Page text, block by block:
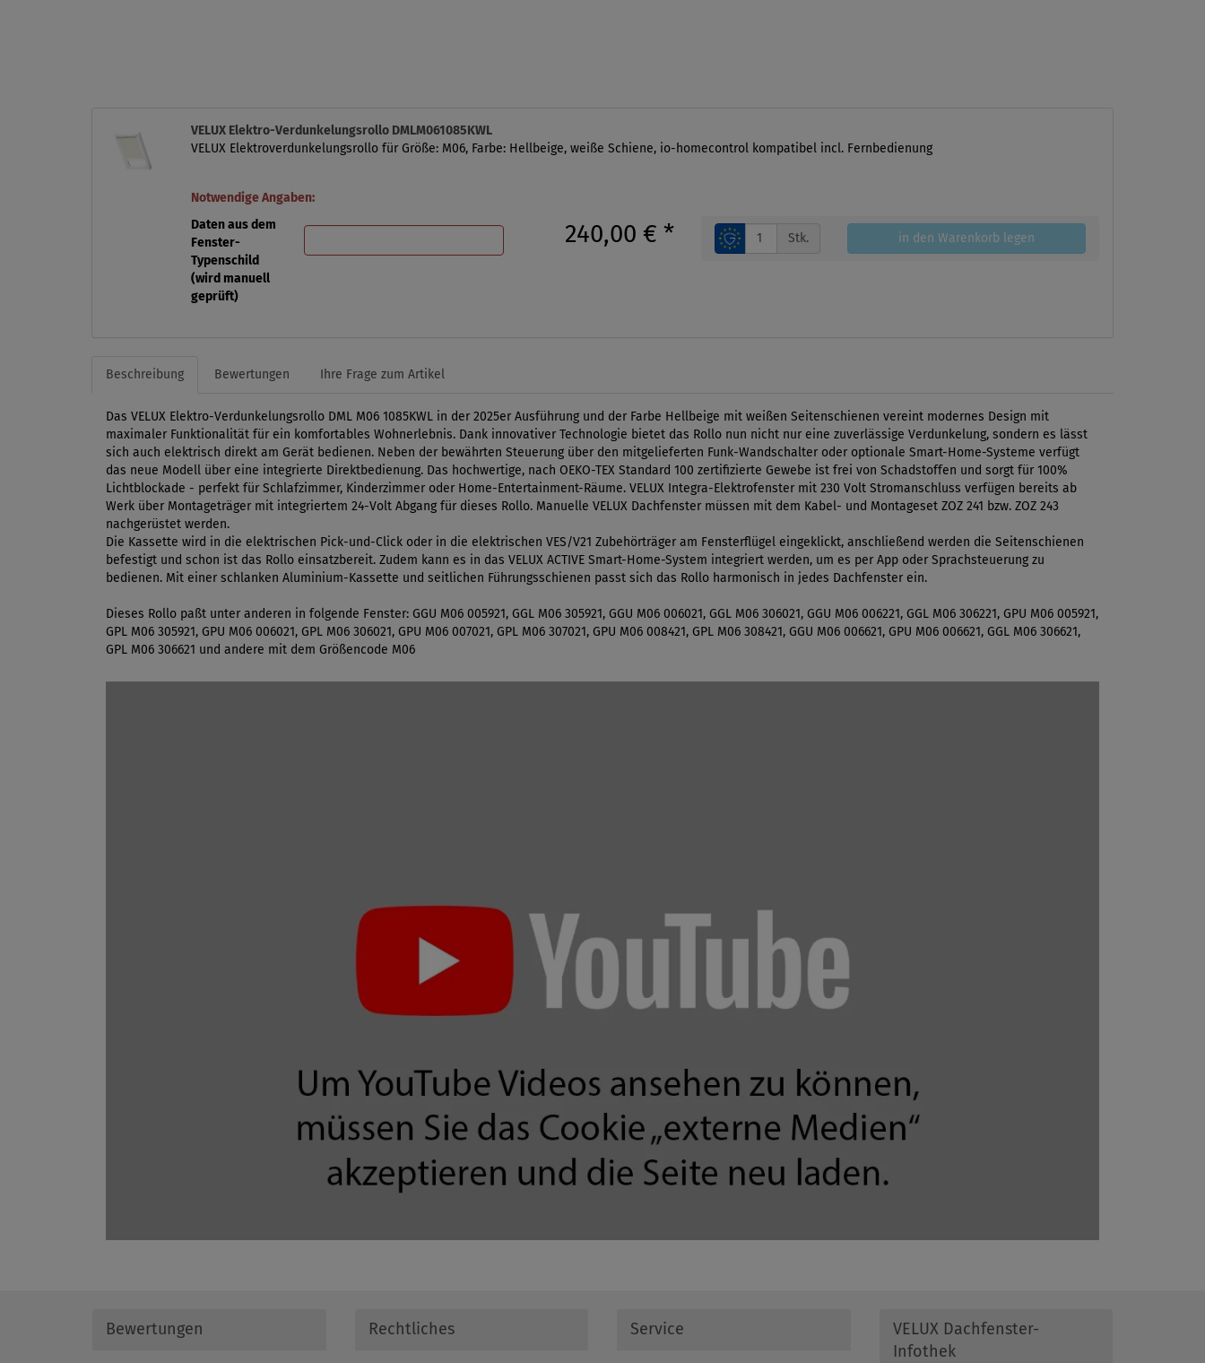
VELUX Elektro-Verdunkelungsrollo DMLM061085KWL
VELUX Elektroverdunkelungsrollo für Größe: M06, Farbe: Hellbeige, weiße Schiene, io-homecontrol kompatibel incl. Fernbedienung
Notwendige Angaben:
Daten aus dem
Fenster-
Typenschild
(wird manuell
geprüft)
240,00 € * Stk. in den Warenkorb legen
Beschreibung Bewertungen Ihre Frage zum Artikel
Das VELUX Elektro-Verdunkelungsrollo DML M06 1085KWL in der 2025er Ausführung und der Farbe Hellbeige mit weißen Seitenschienen vereint modernes Design mit
maximaler Funktionalität für ein komfortables Wohnerlebnis. Dank innovativer Technologie bietet das Rollo nun nicht nur eine zuverlässige Verdunkelung, sondern es lässt
sich auch elektrisch direkt am Gerät bedienen. Neben der bewährten Steuerung über den mitgelieferten Funk-Wandschalter oder optionale Smart-Home-Systeme verfügt
das neue Modell über eine integrierte Direktbedienung. Das hochwertige, nach OEKO-TEX Standard 100 zertifizierte Gewebe ist frei von Schadstoffen und sorgt für 100%
Lichtblockade - perfekt für Schlafzimmer, Kinderzimmer oder Home-Entertainment-Räume. VELUX Integra-Elektrofenster mit 230 Volt Stromanschluss verfügen bereits ab
Werk über Montageträger mit integriertem 24-Volt Abgang für dieses Rollo. Manuelle VELUX Dachfenster müssen mit dem Kabel- und Montageset ZOZ 241 bzw. ZOZ 243
nachgerüstet werden.
Die Kassette wird in die elektrischen Pick-und-Click oder in die elektrischen VES/V21 Zubehörträger am Fensterflügel eingeklickt, anschließend werden die Seitenschienen
befestigt und schon ist das Rollo einsatzbereit. Zudem kann es in das VELUX ACTIVE Smart-Home-System integriert werden, um es per App oder Sprachsteuerung zu
bedienen. Mit einer schlanken Aluminium-Kassette und seitlichen Führungsschienen passt sich das Rollo harmonisch in jedes Dachfenster ein.
Dieses Rollo paßt unter anderen in folgende Fenster: GGU M06 005921, GGL M06 305921, GGU M06 006021, GGL M06 306021, GGU M06 006221, GGL M06 306221, GPU M06 005921,
GPL M06 305921, GPU M06 006021, GPL M06 306021, GPU M06 007021, GPL M06 307021, GPU M06 008421, GPL M06 308421, GGU M06 006621, GPU M06 006621, GGL M06 306621,
GPL M06 306621 und andere mit dem Größencode M06
Bewertungen Rechtliches Service
VELUX Dachfenster-
Infothek